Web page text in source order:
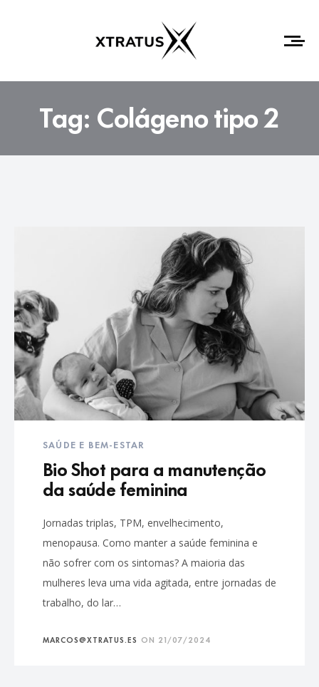
Tag: Colágeno tipo 2
SAÚDE E BEM-ESTAR
Bio Shot para a manutenção
da saúde feminina
Jornadas triplas, TPM, envelhecimento,
menopausa. Como manter a saúde feminina e
não sofrer com os sintomas? A maioria das
mulheres leva uma vida agitada, entre jornadas de
trabalho, do lar…
MARCOS@XTRATUS.ES ON 21/07/2024